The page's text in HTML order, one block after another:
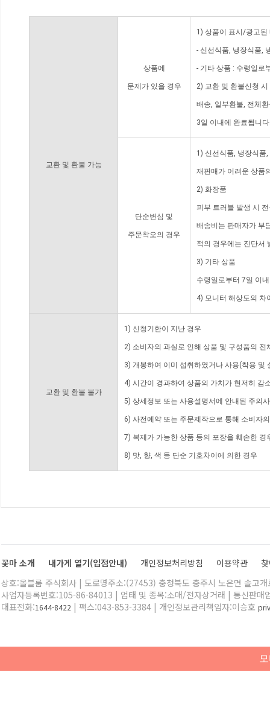
교환 및 환불 가능
상품에
문제가 있을 경우
1) 상품이 표시/광고된
- 신선식품, 냉장식품,
- 기타 상품 : 수령일로
2) 교환 및 환불신청
배송, 일부환불, 전체
3일 이내에 완료됩니
단순변심 및
주문착오의 경우
1) 신선식품, 냉장식품
재판매가 어려운 상품
2) 화장품
피부 트러블 발생 시
배송비는 판매자가 부
적의 경우에는 진단서
3) 기타 상품
수령일로부터 7일 이
4) 모니터 해상도의 차
교환 및 환불 불가
1) 신청기한이 지난 경우
2) 소비자의 과실로 인해 상품 및 구성품의
3) 개봉하여 이미 섭취하였거나 사용(착용 및
4) 시간이 경과하여 상품의 가치가 현저히 감
5) 상세정보 또는 사용설명서에 안내된 주의
6) 사전예약 또는 주문제작으로 통해 소비자
7) 복제가 가능한 상품 등의 포장을 훼손한 경
8) 맛, 향, 색 등 단순 기호차이에 의한 경우
꽃마 소개 내가게 열기(입점안내) 개인정보처리방침 이용약관
상호:올블룸 주식회사 | 도로명주소:(27453) 충청북도 충주시 노은면 솔고
사업자등록번호:105-86-84013 | 업태 및 종목:소매/전자상거래 | 통신판매
대표전화:1644-8422 | 팩스:043-853-3384 | 개인정보관리책임자:이승호